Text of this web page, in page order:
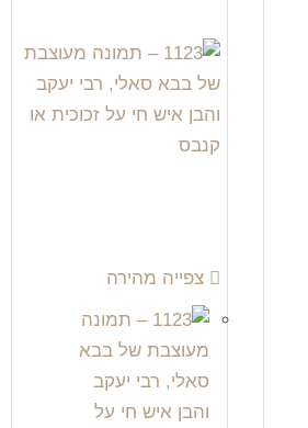
צפייה מהירה